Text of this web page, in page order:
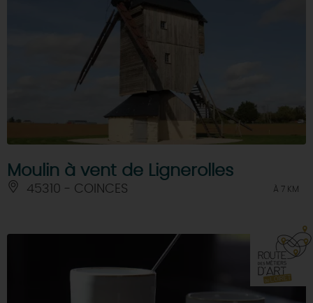
Moulin à vent de Lignerolles
45310 - COINCES À 7 KM